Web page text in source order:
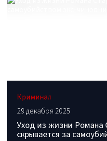
Криминал
29 декабря 2025
Уход из жизни Романа
скрывается за